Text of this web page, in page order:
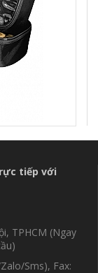
tiếp với
TPHCM (Ngay
Sms), Fax: